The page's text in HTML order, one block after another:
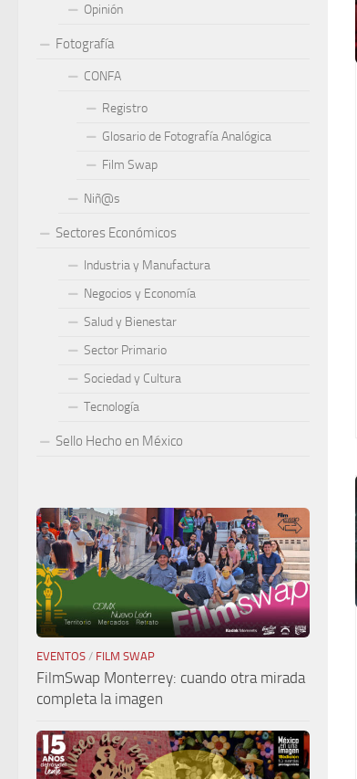
Opinión
Fotografía
CONFA
Registro
Glosario de Fotografía Analógica
Film Swap
Niñ@s
Sectores Económicos
Industria y Manufactura
Negocios y Economía
Salud y Bienestar
Sector Primario
Sociedad y Cultura
Tecnología
Sello Hecho en México
EVENTOS / FILM SWAP
FilmSwap Monterrey: cuando otra mirada
completa la imagen